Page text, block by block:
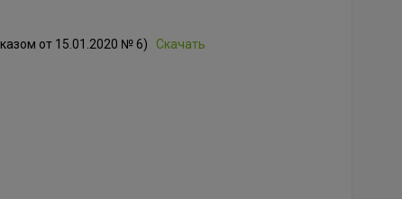
от 15.01.2020 № 6)Скачать